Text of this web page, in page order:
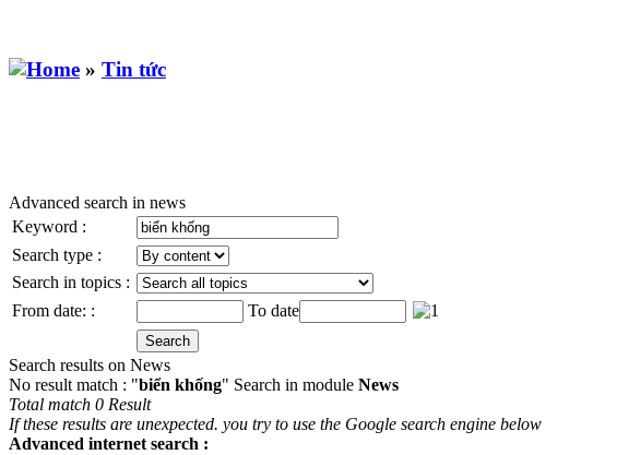
» Tin tức
Advanced search in news
Keyword :
Search type :
Search in topics :
From date: :
To date
Search results on News
No result match : "biển khống" Search in module News
Total match 0 Result
If these results are unexpected. you try to use the Google search engine below
Advanced internet search :